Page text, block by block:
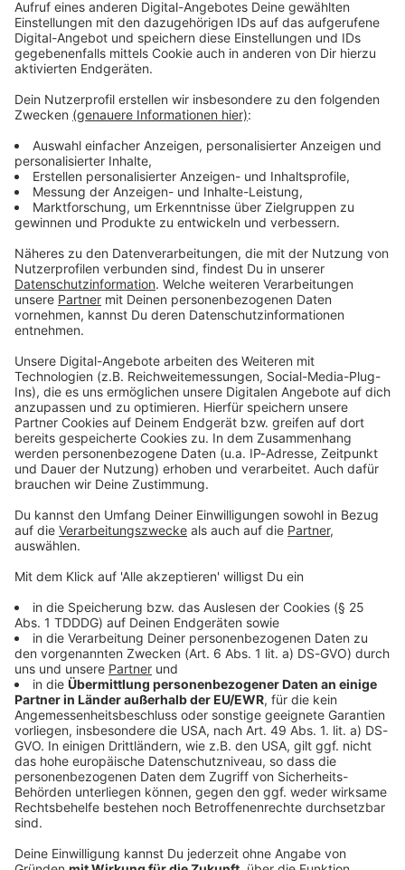
Immer auf dem Laufenden
bleiben!
Verpass' nichts mehr - mit unserem kostenlosen
ANTENNE BAYERN Newsletter. Ob Nachrichten,
Lifestyle oder unsere neuesten Aktionen - wir
informieren dich.
Zum Newsletter anmelden
Du möchtest uns etwas sagen?
Studio Hotline
Kontaktformular
Sprachnachricht
© dpa-infocom, dpa:260309-930-790925/1
Bayern
Fürth vor Saisonstart: Fingerzeig und Ansage